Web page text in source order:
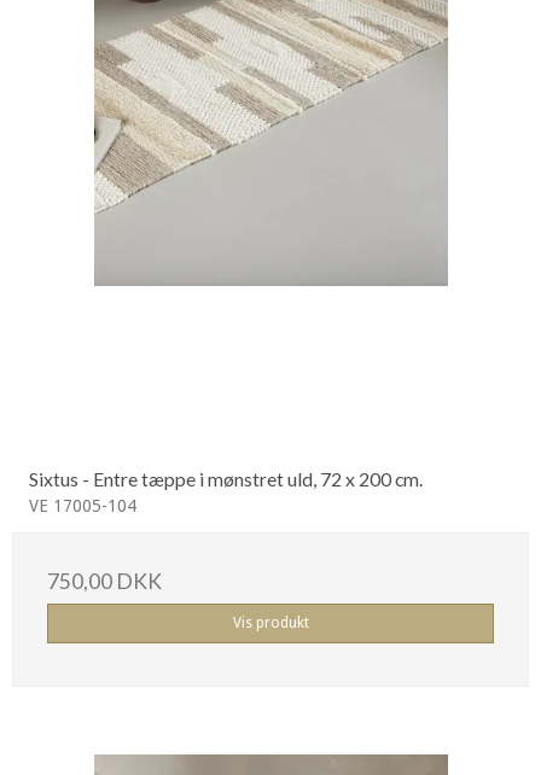
Sixtus - Entre tæppe i mønstret uld, 72 x 200 cm.
VE 17005-104
750,00 DKK
Vis produkt